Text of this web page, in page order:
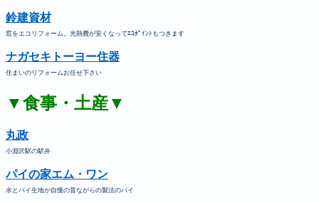
鈴建資材
窓をエコリフォーム。光熱費が安くなってｴｺﾎﾟｲﾝﾄもつきます
ナガセキトーヨー住器
住まいのリフォームお任せ下さい
▼食事・土産▼
丸政
小淵沢駅の駅弁
パイの家エム・ワン
水とパイ生地が自慢の昔ながらの製法のパイ